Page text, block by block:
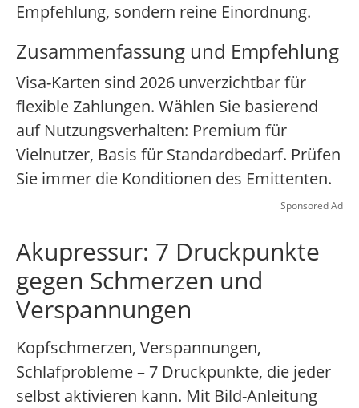
Empfehlung, sondern reine Einordnung.
Zusammenfassung und Empfehlung
Visa-Karten sind 2026 unverzichtbar für
flexible Zahlungen. Wählen Sie basierend
auf Nutzungsverhalten: Premium für
Vielnutzer, Basis für Standardbedarf. Prüfen
Sie immer die Konditionen des Emittenten.
Sponsored Ad
Akupressur: 7 Druckpunkte
gegen Schmerzen und
Verspannungen
Kopfschmerzen, Verspannungen,
Schlafprobleme – 7 Druckpunkte, die jeder
selbst aktivieren kann. Mit Bild-Anleitung